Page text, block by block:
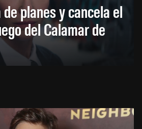
planes y cancela el
del Calamar de